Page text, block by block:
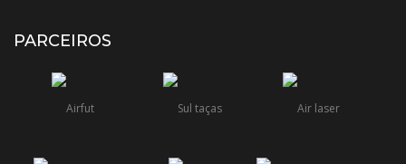
PARCEIROS